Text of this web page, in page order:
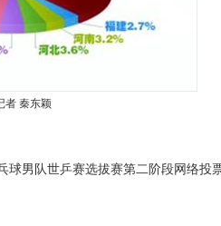
者 秦东颖
队世乒赛选拔赛第二阶段网络投票